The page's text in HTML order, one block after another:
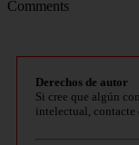
Comments
Derechos de autor
Si cree que algún
intelectual, contacte